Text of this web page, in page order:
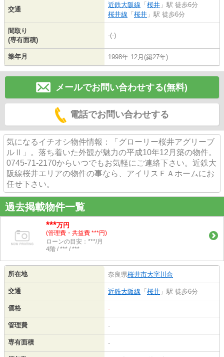
交通
近鉄大阪線 「 桜井 」駅 徒歩6分
桜井線 「 桜井 」駅 徒歩6分
間取り
(専有面積)
-(-)
築年月 1998年 12月(築27年)
メールでお問い合わせする(無料)
電話でお問い合わせする
気になるイチオシ物件情報：「グローリー桜井アグリーブ
ルⅡ」。落ち着いた外観が魅力の平成10年12月築の物件。
0745-71-2170からいつでもお気軽にご連絡下さい。近鉄大
阪線桜井エリアの物件の事なら、アイリスＦＡホームにお
任せ下さい。
過去掲載物件一覧
***万円
(管理費・共益費 ***円)
ローンの目安：***/月
4階 / *** / ***
所在地 奈良県桜井市大字川合
交通 近鉄大阪線 「 桜井 」駅 徒歩6分
価格 -
管理費 -
専有面積 -